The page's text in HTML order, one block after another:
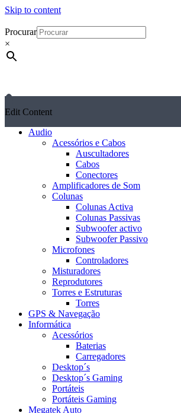
Skip to content
Procurar
×
Edit Content
Audio
Acessórios e Cabos
Auscultadores
Cabos
Conectores
Amplificadores de Som
Colunas
Colunas Activa
Colunas Passivas
Subwoofer activo
Subwoofer Passivo
Microfones
Controladores
Misturadores
Reprodutores
Torres e Estruturas
Torres
GPS & Navegação
Informática
Acessórios
Baterias
Carregadores
Desktop´s
Desktop´s Gaming
Portáteis
Portáteis Gaming
Megatek Auto